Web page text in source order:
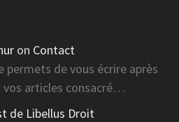
on Contact
permets de vous écrire après
vos articles consacré…
de Libellus Droit